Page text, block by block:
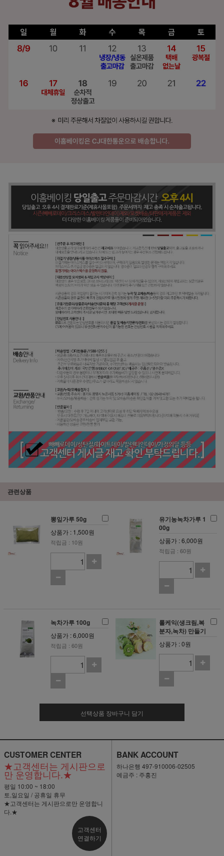
관련상품
뽕잎가루 50g
상품가 : 1,500원
적립금 : 10원
유기농녹차가루 1
00g
상품가 : 6,000원
적립금 : 60원
녹차가루 100g
상품가 : 6,000원
적립금 : 60원
롤케익(생크림,복
분자,녹차) 만들기
상품가 : 0원
선택상품 장바구니 담기
CUSTOMER CENTER
★고객센터는 게시판으로
만 운영합니다.★
평일 10:00 ~ 18:00
토,일요일 / 공휴일 휴무
★고객센터는 게시판으로만 운영합니
다.★
고객센터
연결하기
BANK ACCOUNT
하나은행 497-910006-02505
예금주 : 주홍진